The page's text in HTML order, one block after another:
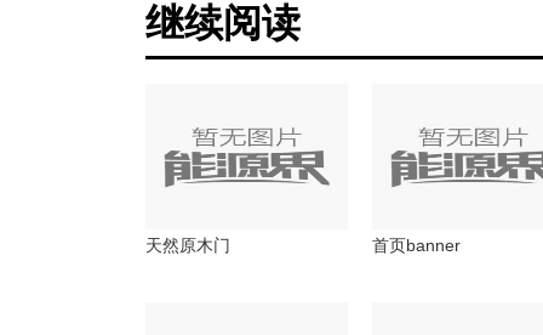
继续阅读
天然原木门 首页banner